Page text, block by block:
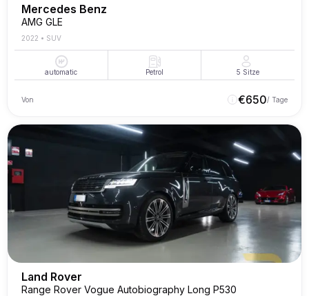
Mercedes Benz
AMG GLE
2022 • SUV
automatic Petrol 5 Sitze
Von €650/ Tage
Land Rover
Range Rover Vogue Autobiography Long P530